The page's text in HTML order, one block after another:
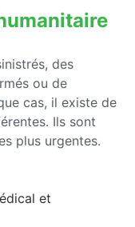
des
ou de
cas, il existe de
Ils sont
plus urgentes.
et